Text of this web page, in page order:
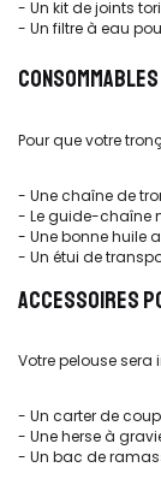
- Un kit de joints
- Un filtre à eau
Pour que votre
- Une chaîne de
- Le guide-chaîne
- Une bonne huile
- Un étui de
ACCESSOIRES
Votre pelouse
- Un carter de
- Une herse à
- Un bac de